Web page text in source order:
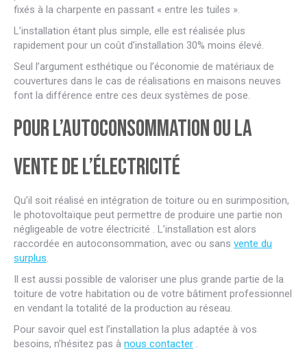
fixés à la charpente en passant « entre les tuiles ».
L’installation étant plus simple, elle est réalisée plus
rapidement pour un coût d’installation 30% moins élevé.
Seul l’argument esthétique ou l’économie de matériaux de
couvertures dans le cas de réalisations en maisons neuves
font la différence entre ces deux systèmes de pose.
Pour l’autoconsommation ou la
vente de l’électricité
Qu’il soit réalisé en intégration de toiture ou en surimposition,
le photovoltaïque peut permettre de produire une partie non
négligeable de votre électricité . L’installation est alors
raccordée en autoconsommation, avec ou sans vente du
surplus.
Il est aussi possible de valoriser une plus grande partie de la
toiture de votre habitation ou de votre bâtiment professionnel
en vendant la totalité de la production au réseau.
Pour savoir quel est l’installation la plus adaptée à vos
besoins, n’hésitez pas à nous contacter .